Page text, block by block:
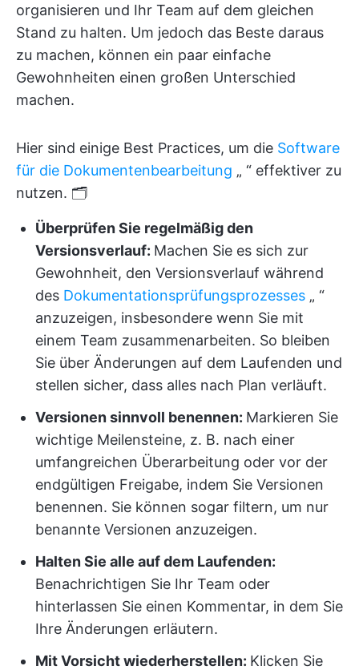
organisieren und Ihr Team auf dem gleichen
Stand zu halten. Um jedoch das Beste daraus
zu machen, können ein paar einfache
Gewohnheiten einen großen Unterschied
machen.
Hier sind einige Best Practices, um die Software
für die Dokumentenbearbeitung „ “ effektiver zu
nutzen. 🗂️
Überprüfen Sie regelmäßig den
Versionsverlauf: Machen Sie es sich zur
Gewohnheit, den Versionsverlauf während
des Dokumentationsprüfungsprozesses „ “
anzuzeigen, insbesondere wenn Sie mit
einem Team zusammenarbeiten. So bleiben
Sie über Änderungen auf dem Laufenden und
stellen sicher, dass alles nach Plan verläuft.
Versionen sinnvoll benennen: Markieren Sie
wichtige Meilensteine, z. B. nach einer
umfangreichen Überarbeitung oder vor der
endgültigen Freigabe, indem Sie Versionen
benennen. Sie können sogar filtern, um nur
benannte Versionen anzuzeigen.
Halten Sie alle auf dem Laufenden:
Benachrichtigen Sie Ihr Team oder
hinterlassen Sie einen Kommentar, in dem Sie
Ihre Änderungen erläutern.
Mit Vorsicht wiederherstellen: Klicken Sie